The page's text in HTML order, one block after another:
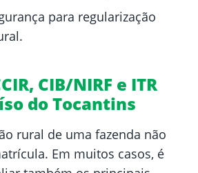
para regularização
CIB/NIRF e ITR
do Tocantins
rural de uma fazenda não
Em muitos casos, é